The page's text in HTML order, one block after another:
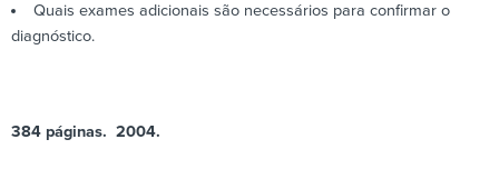
Quais exames adicionais são necessários para confirmar o
diagnóstico.
384 páginas. 2004.